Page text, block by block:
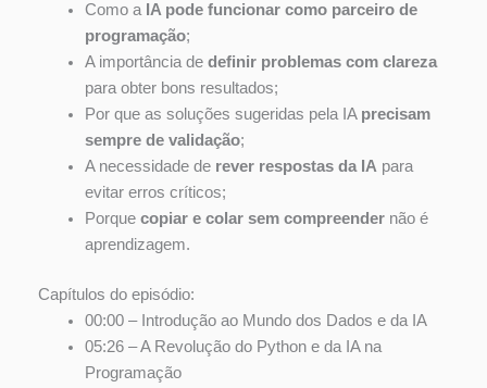
Como a IA pode funcionar como parceiro de
programação;
A importância dedefinir problemas com clareza
para obter bons resultados;
Por que as soluções sugeridas pela IA precisam
sempre de validação;
A necessidade de rever respostas da IA para
evitar erros críticos;
Porquecopiar e colar sem compreender não é
aprendizagem.
Capítulos do episódio:
00:00 – Introdução ao Mundo dos Dados e da IA
05:26 – A Revolução do Python e da IA na
Programação